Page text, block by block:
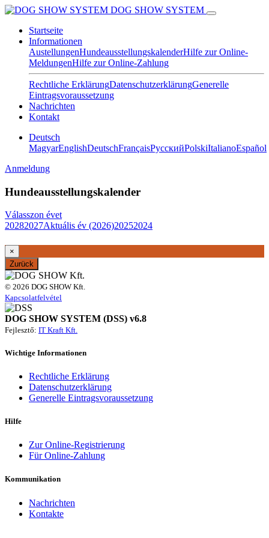
DOG SHOW SYSTEM
Startseite
Informationen
AustellungenHundeausstellungskalenderHilfe zur Online-
MeldungenHilfe zur Online-Zahlung
Rechtliche ErklärungDatenschutzerklärungGenerelle
Eintragsvoraussetzung
Nachrichten
Kontakt
Deutsch
MagyarEnglishDeutschFrançaisPусскийPolskiItalianoEspañol
Anmeldung
Hundeausstellungskalender
Válasszon évet
20282027Aktuális év (2026)20252024
×
Zurück
© 2026 DOG SHOW Kft.
Kapcsolatfelvétel
DOG SHOW SYSTEM (DSS) v6.8
Fejlesztő: IT Kraft Kft.
Wichtige Informationen
Rechtliche Erklärung
Datenschutzerklärung
Generelle Eintragsvoraussetzung
Hilfe
Zur Online-Registrierung
Für Online-Zahlung
Kommunikation
Nachrichten
Kontakte